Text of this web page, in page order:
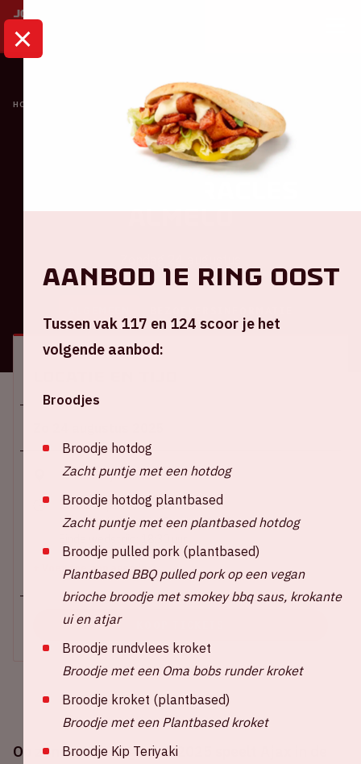
HOME AJAX - HERACLES ALMELO
Ajax
Almelo
Op zondag 24 augustus 2025 speelt Ajax in de
Johan Cruijff ArenA
Stadion open: 15:15 uur
Start wedstrijd: 16:45 uur
+ Voeg toe aan agenda
Aanbod 1e ring Oost
Tussen vak 117 en 124 scoor je het
volgende aanbod:
Broodjes
Broodje hotdog
Zacht puntje met een hotdog
Broodje hotdog plantbased
Zacht puntje met een plantbased hotdog
Broodje pulled pork (plantbased)
Plantbased BBQ pulled pork op een vegan
brioche broodje met smokey bbq saus, krokante
ui en atjar
Broodje rundvlees kroket
Broodje met een Oma bobs runder kroket
Broodje kroket (plantbased)
Broodje met een Plantbased kroket
Broodje Kip Teriyaki